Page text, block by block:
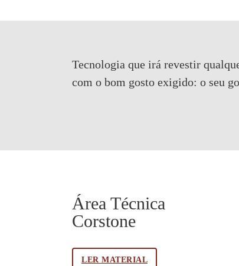
Tecnologia que irá revestir
com o bom gosto exigido: o seu
Área Técnica
Corstone
LER MATERIAL